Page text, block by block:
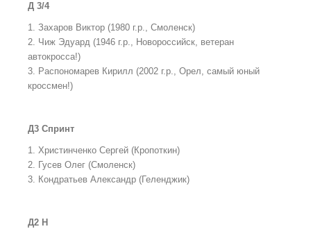
Д 3/4
1. Захаров Виктор (1980 г.р., Смоленск)
2. Чиж Эдуард (1946 г.р., Новороссийск, ветеран
автокросса!)
3. Распономарев Кирилл (2002 г.р., Орел, самый юный
кроссмен!)
Д3 Спринт
1. Христинченко Сергей (Кропоткин)
2. Гусев Олег (Смоленск)
3. Кондратьев Александр (Геленджик)
Д2 Н